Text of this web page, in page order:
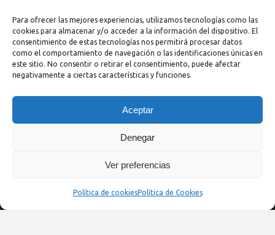
Para ofrecer las mejores experiencias, utilizamos tecnologías como las
cookies para almacenar y/o acceder a la información del dispositivo. El
consentimiento de estas tecnologías nos permitirá procesar datos
como el comportamiento de navegación o las identificaciones únicas en
este sitio. No consentir o retirar el consentimiento, puede afectar
negativamente a ciertas características y funciones.
Aceptar
Denegar
Ver preferencias
Política de cookiesPolítica de Cookies
50008 Zaragoza (España)
Email: info@nextprevencion.com
Tel: (+34) 976 259 724